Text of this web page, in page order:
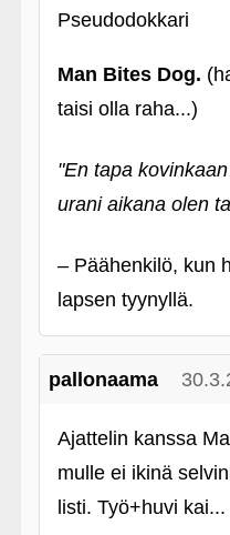
Pseudodokkari
Man Bites Dog.
taisi olla raha...)
"En tapa
urani aikana olen
– Päähenkilö, kun
lapsen tyynyllä.
pallonaama
Ajattelin kanssa
mulle ei ikinä
listi. Työ+huvi kai...